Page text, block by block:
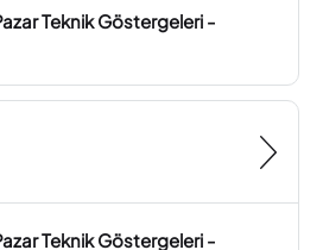
Teknik Göstergeleri -
Teknik Göstergeleri -